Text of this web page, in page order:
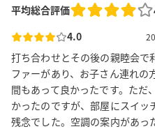
平均総合評価
4.0
打ち合わせとその後の親睦会で
ファーがあり、お子さん連れの
間もあって良かったです。ただ
かったのですが、部屋にスイ
残念でした。空調の案内があっ